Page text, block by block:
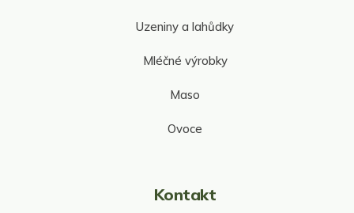
Uzeniny a lahůdky
Mléčné výrobky
Maso
Ovoce
Kontakt